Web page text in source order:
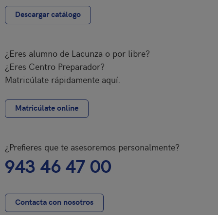
Descargar catálogo
¿Eres alumno de Lacunza o por libre?
¿Eres Centro Preparador?
Matricúlate rápidamente aquí.
Matricúlate online
¿Prefieres que te asesoremos personalmente?
943 46 47 00